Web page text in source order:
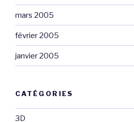
mars 2005
février 2005
janvier 2005
CATÉGORIES
3D